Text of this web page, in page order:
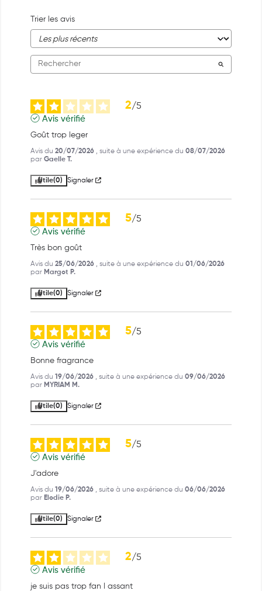
Trier les avis
2/5
Avis vérifié
Goût trop leger
Avis du 20/07/2026 , suite à une expérience du 08/07/2026
par Gaelle T.
Utile(0) Signaler
5/5
Avis vérifié
Très bon goût
Avis du 25/06/2026 , suite à une expérience du 01/06/2026
par Margot P.
Utile(0) Signaler
5/5
Avis vérifié
Bonne fragrance
Avis du 19/06/2026 , suite à une expérience du 09/06/2026
par MYRIAM M.
Utile(0) Signaler
5/5
Avis vérifié
J'adore
Avis du 19/06/2026 , suite à une expérience du 06/06/2026
par Elodie P.
Utile(0) Signaler
2/5
Avis vérifié
je suis pas trop fan l assant